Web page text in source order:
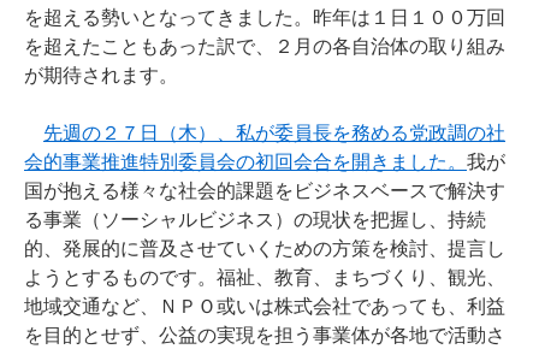
を超える勢いとなってきました。昨年は１日１００万回
を超えたこともあった訳で、２月の各自治体の取り組み
が期待されます。
先週の２７日（木）、私が委員長を務める党政調の社
会的事業推進特別委員会の初回会合を開きました。 我が
国が抱える様々な社会的課題をビジネスベースで解決す
る事業（ソーシャルビジネス）の現状を把握し、持続
的、発展的に普及させていくための方策を検討、提言し
ようとするものです。福祉、教育、まちづくり、観光、
地域交通など、ＮＰＯ或いは株式会社であっても、利益
を目的とせず、公益の実現を担う事業体が各地で活動さ